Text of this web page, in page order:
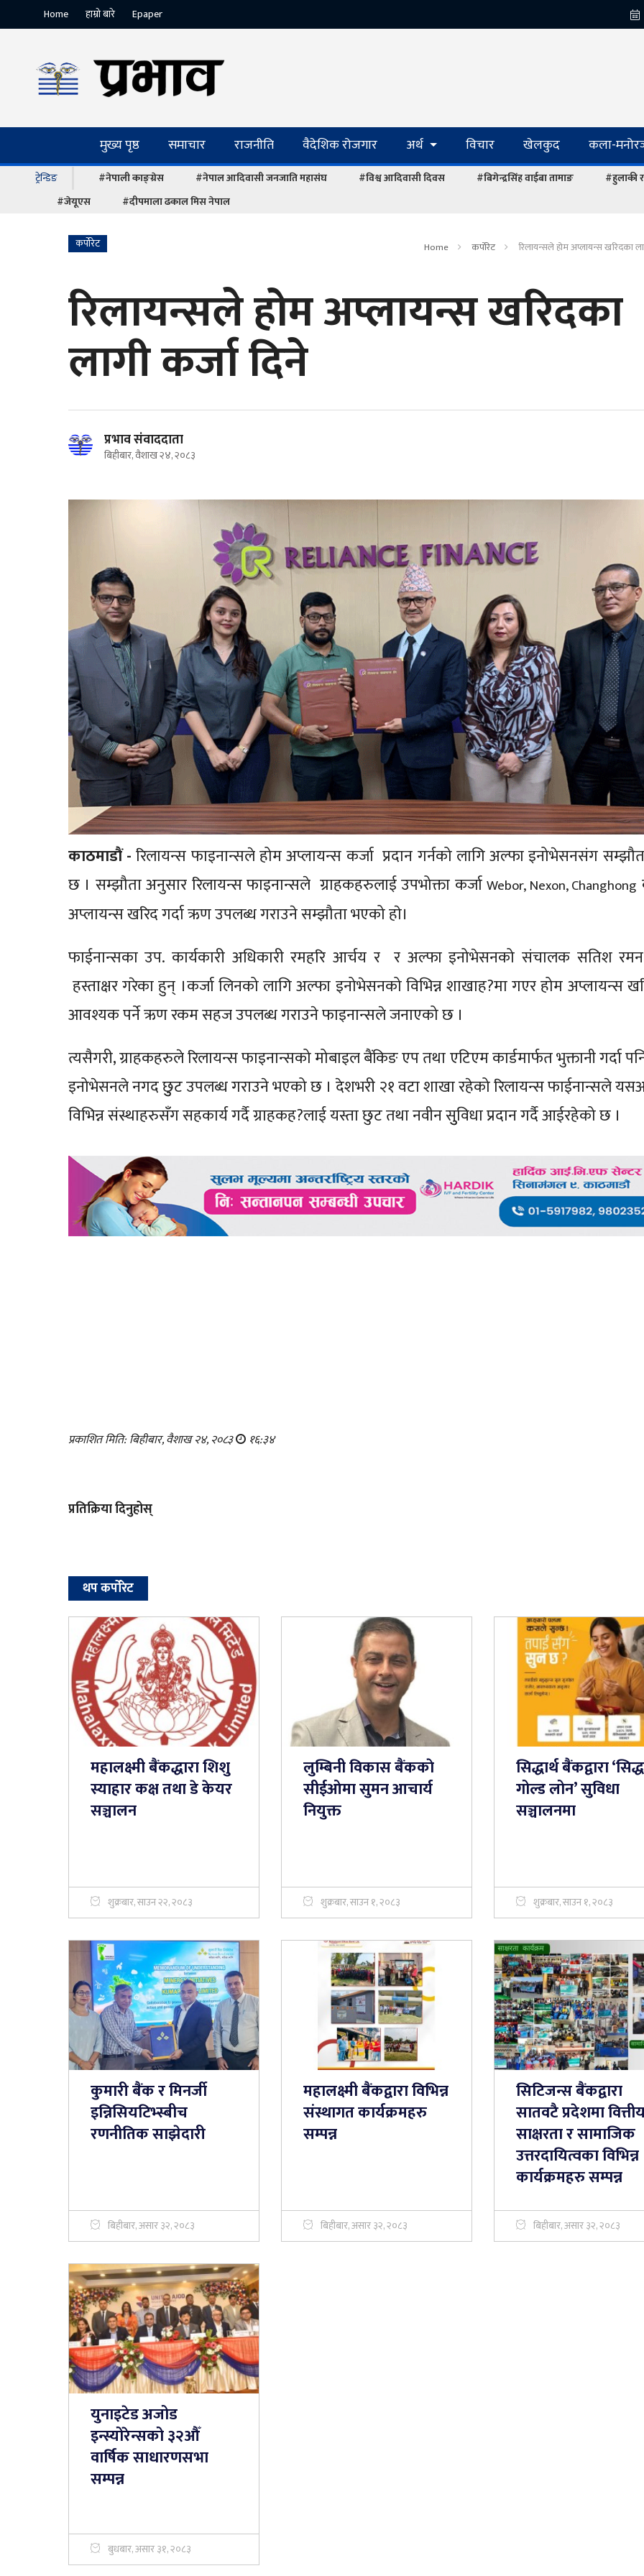
Home हाम्रो बारे Epaper
मुख्य पृष्ठ समाचार राजनीति वैदेशिक रोजगार अर्थ विचार खेलकुद कला-
ट्रेन्डिङ #नेपाली काङ्ग्रेस #नेपाल आदिवासी जनजाति महासंघ #विश्व आदिवासी दिवस #बिगेन्द्रसिंह वाईबा तामाङ
#हुलाकी
#जेयूएस
#दीपमाला ढकाल मिस नेपाल
कर्पोरेट Home कर्पोरेट रिलायन्सले होम अप्लायन्स खरिदका
रिलायन्सले होम अप्लायन्स खरिदका
लागी कर्जा दिने
प्रभाव संवाददाता
बिहीबार, वैशाख २४, २०८३
काठमाडाैं -रिलायन्स फाइनान्सले होम अप्लायन्स कर्जा प्रदान गर्नको लागि अल्फा इनोभेसनसंग
छ । सम्झौता अनुसार रिलायन्स फाइनान्सले ग्राहकहरुलाई उपभोक्ता कर्जाWebor, Nexon, Changhong
अप्लायन्स खरिद गर्दा ऋण उपलब्ध गराउने सम्झौता भएको हाे।
फाईनान्सका उप. कार्यकारी अधिकारी रमहरि आर्चय र र अल्फा इनोभेसनको संचालक सतिश
हस्ताक्षर गरेका हुन् ।कर्जा लिनको लागि अल्फा इनोभेसनको विभिन्न शाखाह?मा गएर होम अप्लायन्स
आवश्यक पर्ने ऋण रकम सहज उपलब्ध गराउने फाइनान्सले जनाएको छ ।
त्यसैगरी, ग्राहकहरुले रिलायन्स फाइनान्सको मोबाइल बैंकिङ एप तथा एटिएम कार्डमार्फत भुक्तानी गर्दा
इनोभेसनले नगद छुुट उपलब्ध गराउने भएको छ । देशभरी २१ वटा शाखा रहेको रिलायन्स फाईनान्सले
विभिन्न संस्थाहरुसँग सहकार्य गर्दै ग्राहकह?लाई यस्ता छुट तथा नवीन सुुविधा प्रदान गर्दै आईरहेको छ ।
प्रकाशित मिति: बिहीबार, वैशाख २४, २०८३ १६:३४
प्रतिक्रिया दिनुहोस्
थप कर्पोरेट
महालक्ष्मी बैंकद्धारा शिशु
स्याहार कक्ष तथा डे केयर
सञ्चालन
शुक्रबार, साउन २२, २०८३
लुम्बिनी विकास बैंककाे
सीईओमा सुमन आचार्य
नियुक्त
शुक्रबार, साउन १, २०८३
सिद्धार्थ बैंकद्वारा
गोल्ड लोन’ सुविधा
सञ्चालनमा
शुक्रबार, साउन १, २०८३
कुमारी बैंक र मिनर्जी
इन्निसियटिभ्स्बीच
रणनीतिक साझेदारी
बिहीबार, असार ३२, २०८३
महालक्ष्मी बैंकद्वारा विभिन्न
संस्थागत कार्यक्रमहरु
सम्पन्न
बिहीबार, असार ३२, २०८३
सिटिजन्स बैंकद्वारा
सातवटै प्रदेशमा
साक्षरता र सामाजिक
उत्तरदायित्वका विभिन्न
कार्यक्रमहरु सम्पन्न
बिहीबार, असार ३२, २०८३
युनाइटेड अजोड
इन्स्योरेन्सको ३२औँ
वार्षिक साधारणसभा
सम्पन्न
बुधबार, असार ३१, २०८३